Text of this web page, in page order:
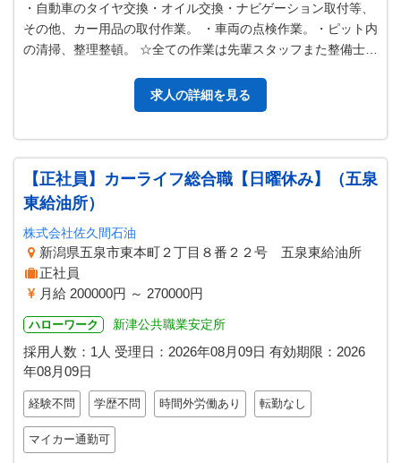
・自動車のタイヤ交換・オイル交換・ナビゲーション取付等、
その他、カー用品の取付作業。 ・車両の点検作業。・ピット内
の清掃、整理整頓。 ☆全ての作業は先輩スタッフまた整備士が
求人の詳細を見る
【正社員】カーライフ総合職【日曜休み】（五泉
東給油所）
株式会社佐久間石油
新潟県五泉市東本町２丁目８番２２号 五泉東給油所
正社員
月給 200000円 ～ 270000円
ハローワーク 新津公共職業安定所
採用人数：1人 受理日： 2026年08月09日 有効期限： 2026
年08月09日
経験不問 学歴不問 時間外労働あり 転勤なし
マイカー通勤可